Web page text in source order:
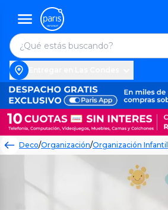
Deco/Organización/Organización Infantil